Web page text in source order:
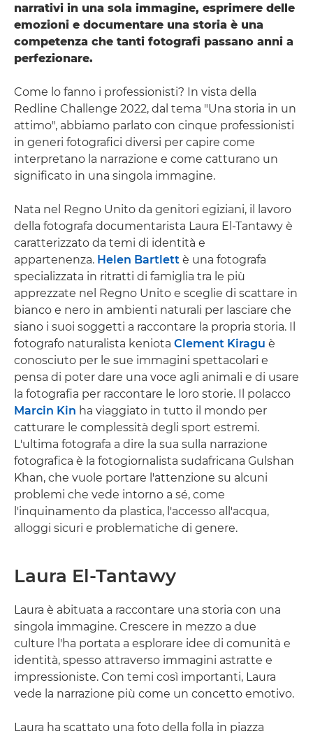
narrativi in una sola immagine, esprimere delle
emozioni e documentare una storia è una
competenza che tanti fotografi passano anni a
perfezionare.
Come lo fanno i professionisti? In vista della
Redline Challenge 2022, dal tema "Una storia in un
attimo", abbiamo parlato con cinque professionisti
in generi fotografici diversi per capire come
interpretano la narrazione e come catturano un
significato in una singola immagine.
Nata nel Regno Unito da genitori egiziani, il lavoro
della fotografa documentarista Laura El-Tantawy è
caratterizzato da temi di identità e
appartenenza. Helen Bartlett è una fotografa
specializzata in ritratti di famiglia tra le più
apprezzate nel Regno Unito e sceglie di scattare in
bianco e nero in ambienti naturali per lasciare che
siano i suoi soggetti a raccontare la propria storia. Il
fotografo naturalista keniota Clement Kiragu è
conosciuto per le sue immagini spettacolari e
pensa di poter dare una voce agli animali e di usare
la fotografia per raccontare le loro storie. Il polacco
Marcin Kin ha viaggiato in tutto il mondo per
catturare le complessità degli sport estremi.
L'ultima fotografa a dire la sua sulla narrazione
fotografica è la fotogiornalista sudafricana Gulshan
Khan, che vuole portare l'attenzione su alcuni
problemi che vede intorno a sé, come
l'inquinamento da plastica, l'accesso all'acqua,
alloggi sicuri e problematiche di genere.
Laura El-Tantawy
Laura è abituata a raccontare una storia con una
singola immagine. Crescere in mezzo a due
culture l'ha portata a esplorare idee di comunità e
identità, spesso attraverso immagini astratte e
impressioniste. Con temi così importanti, Laura
vede la narrazione più come un concetto emotivo.
Laura ha scattato una foto della folla in piazza